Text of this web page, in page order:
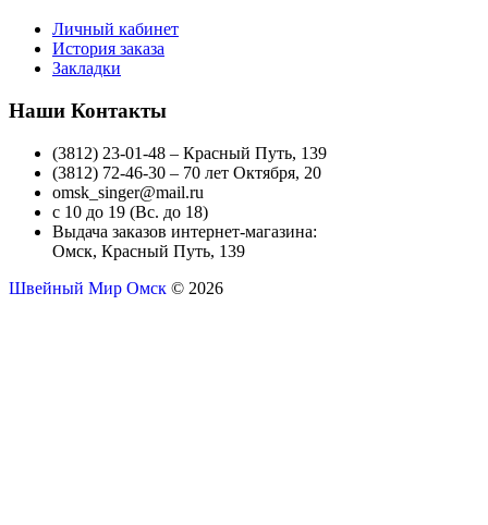
Личный кабинет
История заказа
Закладки
Наши Контакты
(3812) 23-01-48 – Красный Путь, 139
(3812) 72-46-30 – 70 лет Октября, 20
omsk_singer@mail.ru
с 10 до 19 (Вс. до 18)
Выдача заказов интернет-магазина:
Омск, Красный Путь, 139
Швейный Мир Омск © 2026